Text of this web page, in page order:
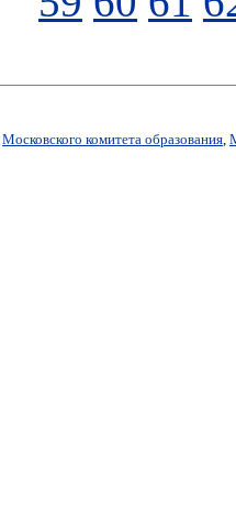
Московского комитета образования,